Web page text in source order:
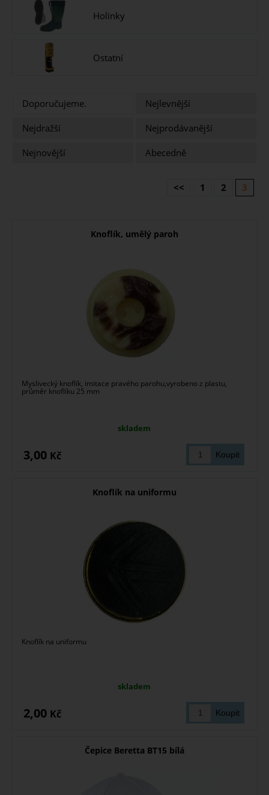
Holinky
Ostatní
Doporučujeme.
Nejlevnější
Nejdražší
Nejprodávanější
Nejnovější
Abecedně
<< 1 2 3
Knoflík, umělý paroh
Myslivecký knoflík, imitace pravého parohu,vyrobeno z plastu,
průměr knoflíku 25 mm
skladem
3,00 Kč
Knoflík na uniformu
Knoflík na uniformu
skladem
2,00 Kč
Čepice Beretta BT15 bílá